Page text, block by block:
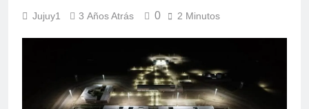
Jujuy1 3 Años Atrás 0 2 Minutos